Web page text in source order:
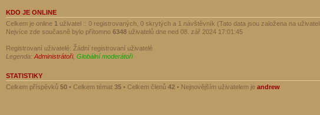
KDO JE ONLINE
Celkem je online 1 uživatel :: 0 registrovaných, 0 skrytých a 1 návštěvník (Tato data jsou založena na
Nejvíce zde současně bylo přítomno 6348 uživatelů dne ned 08. zář 2024 17:01:45
Registrovaní uživatelé: Žádní registrovaní uživatelé
Legenda: Administrátoři, Globální moderátoři
STATISTIKY
Celkem příspěvků 50 • Celkem témat 35 • Celkem členů 42 • Nejnovějším uživatelem je andrew